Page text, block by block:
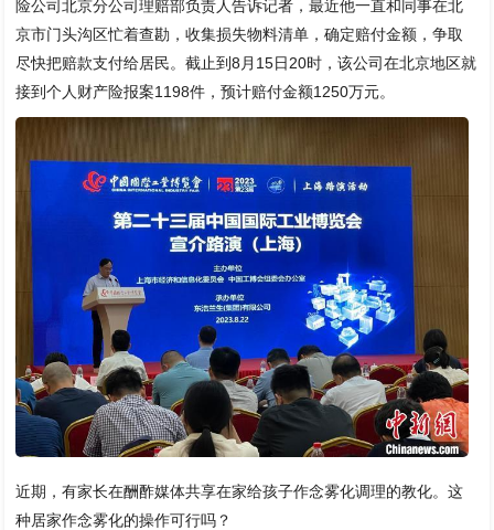
险公司北京分公司理赔部负责人告诉记者，最近他一直和同事在北
京市门头沟区忙着查勘，收集损失物料清单，确定赔付金额，争取
尽快把赔款支付给居民。截止到8月15日20时，该公司在北京地区就
接到个人财产险报案1198件，预计赔付金额1250万元。
近期，有家长在酬酢媒体共享在家给孩子作念雾化调理的教化。这
种居家作念雾化的操作可行吗？